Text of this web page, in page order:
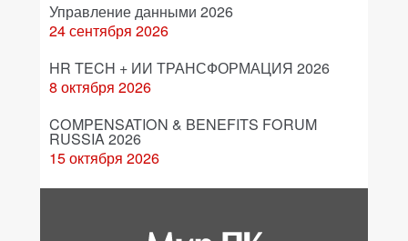
Управление данными 2026
24 сентября 2026
HR TECH + ИИ ТРАНСФОРМАЦИЯ 2026
8 октября 2026
COMPENSATION & BENEFITS FORUM
RUSSIA 2026
15 октября 2026